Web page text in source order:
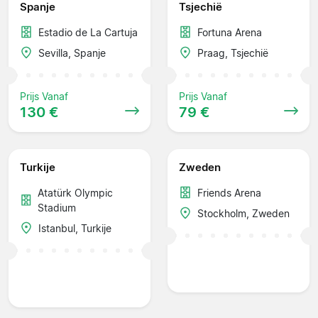
Spanje
Estadio de La Cartuja
Sevilla, Spanje
Prijs Vanaf
130 €
Tsjechië
Fortuna Arena
Praag, Tsjechië
Prijs Vanaf
79 €
Turkije
Atatürk Olympic
Stadium
Istanbul, Turkije
Zweden
Friends Arena
Stockholm, Zweden